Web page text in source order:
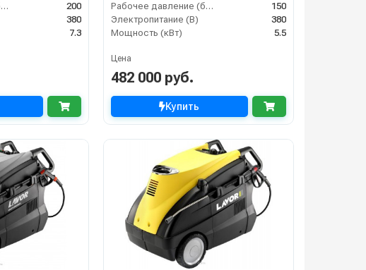
Рабочее давление (бар)
200
380
7.3
Рабочее давление (бар)
150
Электропитание (В)
380
Мощность (кВт)
5.5
Цена
482 000 руб.
Купить